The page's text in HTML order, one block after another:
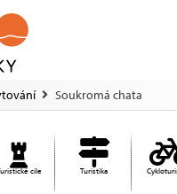
Soukromá chata
cíle Turistika